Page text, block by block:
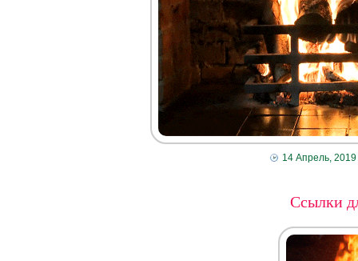
14 Апрель, 2019
Ссылки